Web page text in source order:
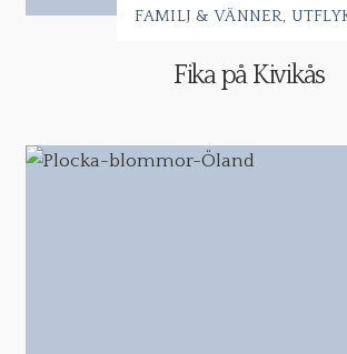
FAMILJ & VÄNNER
Fika på Kivikås